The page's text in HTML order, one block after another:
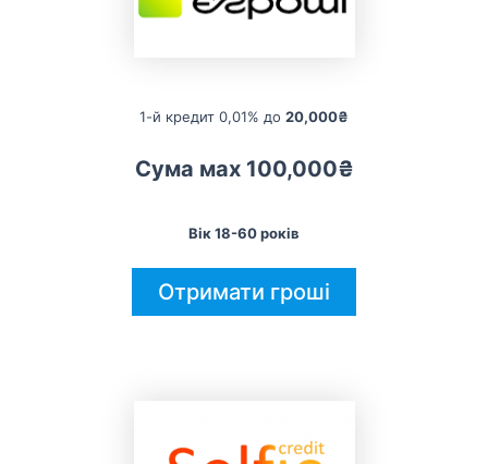
1-й кредит 0,01% до 20,000₴
Сума мах 100,000₴
Вік 18-60 років
Отримати гроші